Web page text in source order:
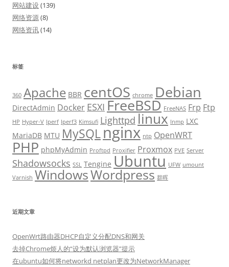
网站建设(139)
网络资源(8)
网络资讯(14)
标签
360 Apache BBR centOS chrome Debian
DirectAdmin Docker ESXI FreeBSD FreeNAS Frp Ftp
HP Hyper-V Iperf Iperf3 Kimsufi Lighttpd linux lnmp LXC
MariaDB MTU MySQLnginx ntp OpenWRT
PHP phpMyAdmin Proftpd Proxifier Proxmox PVE Server
Shadowsocks SSL Tengine Ubuntu UFW umount
Varnish WindowsWordpress 群晖
近期文章
OpenWrt路由器DHCP自定义分配DNS和网关
去掉Chrome烦人的“设为默认浏览器”提示
在ubuntu如何将networkd netplan更改为NetworkManager